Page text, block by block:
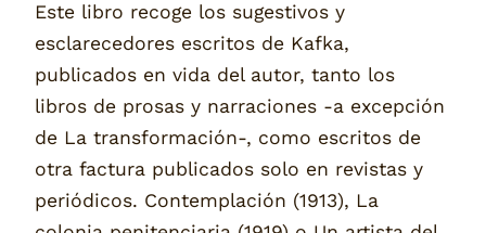
Este libro recoge los sugestivos y
esclarecedores escritos de Kafka,
publicados en vida del autor, tanto los
libros de prosas y narraciones -a excepción
de La transformación-, como escritos de
otra factura publicados solo en revistas y
periódicos. Contemplación (1913), La